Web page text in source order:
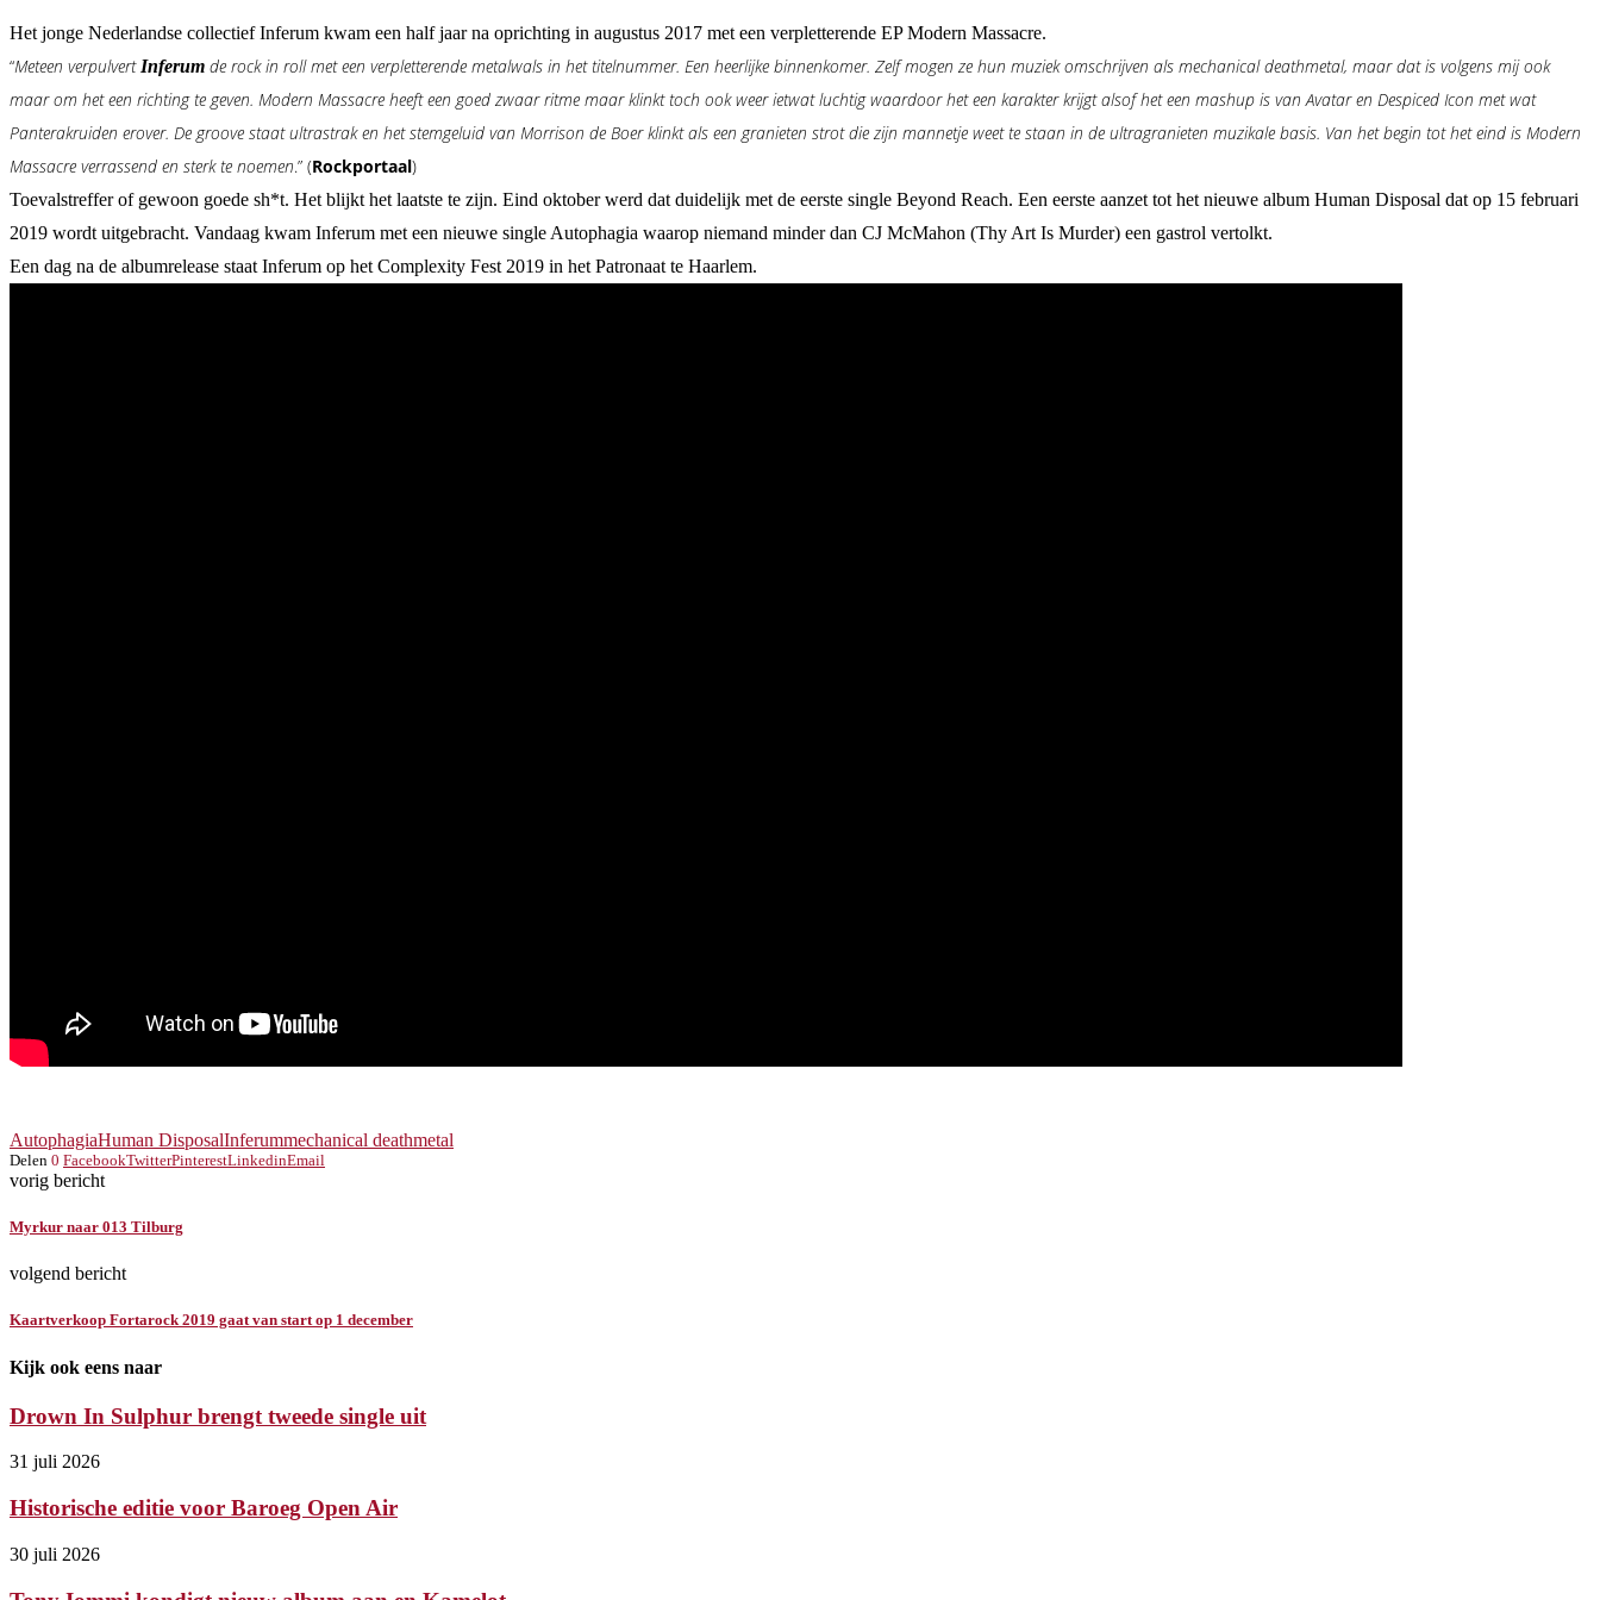
Het jonge Nederlandse collectief Inferum kwam een half jaar na oprichting in augustus 2017 met een verpletterende EP Modern Massacre.
“Meteen verpulvert Inferum de rock in roll met een verpletterende metalwals in het titelnummer. Een heerlijke binnenkomer. Zelf mogen ze hun muziek omschrijven als mechanical deathmetal, maar dat is volgens mij ook
maar om het een richting te geven. Modern Massacre heeft een goed zwaar ritme maar klinkt toch ook weer ietwat luchtig waardoor het een karakter krijgt alsof het een mashup is van Avatar en Despiced Icon met wat
Panterakruiden erover. De groove staat ultrastrak en het stemgeluid van Morrison de Boer klinkt als een granieten strot die zijn mannetje weet te staan in de ultragranieten muzikale basis. Van het begin tot het eind is Modern
Massacre verrassend en sterk te noemen.” (Rockportaal)
Toevalstreffer of gewoon goede sh*t. Het blijkt het laatste te zijn. Eind oktober werd dat duidelijk met de eerste single Beyond Reach. Een eerste aanzet tot het nieuwe album Human Disposal dat op 15 februari
2019 wordt uitgebracht. Vandaag kwam Inferum met een nieuwe single Autophagia waarop niemand minder dan CJ McMahon (Thy Art Is Murder) een gastrol vertolkt.
Een dag na de albumrelease staat Inferum op het Complexity Fest 2019 in het Patronaat te Haarlem.
AutophagiaHuman DisposalInferummechanical deathmetal
Delen 0 FacebookTwitterPinterestLinkedinEmail
vorig bericht
Myrkur naar 013 Tilburg
volgend bericht
Kaartverkoop Fortarock 2019 gaat van start op 1 december
Kijk ook eens naar
Drown In Sulphur brengt tweede single uit
31 juli 2026
Historische editie voor Baroeg Open Air
30 juli 2026